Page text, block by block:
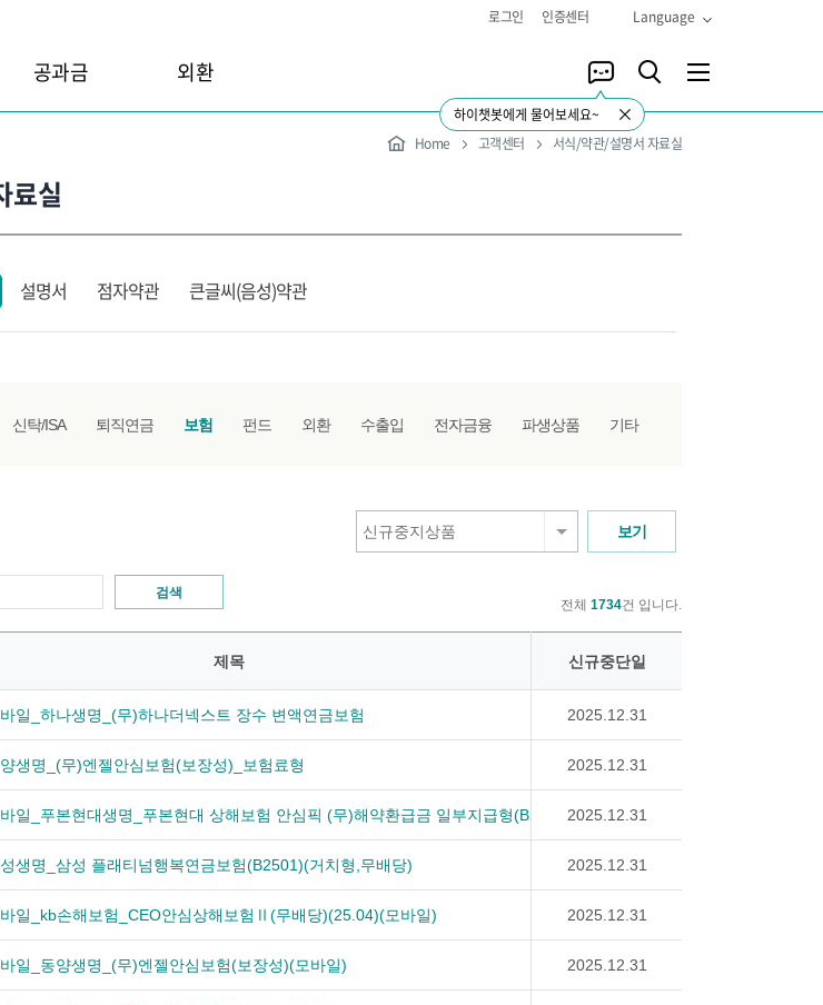
로그인 인증센터 Language
공과금 외환
하이챗봇에게 물어보세요~
Home 고객센터 서식/약관/설명서 자료실
료실
설명서 점자약관 큰글씨(음성)약관
신탁/ISA 퇴직연금 보험 펀드 외환 수출입 전자금융 파생상품 기타
신규중지상품
검색
전체 1734건 입니다.
제목 신규중단일
일_하나생명_(무)하나더넥스트 장수 변액연금보험 2025.12.31
생명_(무)엔젤안심보험(보장성)_보험료형 2025.12.31
일_푸본현대생명_푸본현대 상해보험 안심픽 (무)해약환급금 일부지급형(B2506)_e2025.12.31
생명_삼성 플래티넘행복연금보험(B2501)(거치형,무배당) 2025.12.31
일_kb손해보험_CEO안심상해보험Ⅱ(무배당)(25.04)(모바일) 2025.12.31
일_동양생명_(무)엔젤안심보험(보장성)(모바일) 2025.12.31